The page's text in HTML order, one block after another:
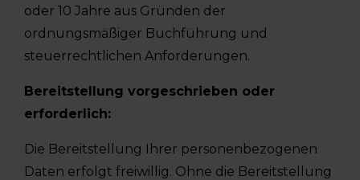
oder 10 Jahre aus Gründen der
ordnungsmäßiger Buchführung und
steuerrechtlichen Anforderungen.
Bereitstellung vorgeschrieben oder
erforderlich:
Die Bereitstellung Ihrer personenbezogenen
Daten erfolgt freiwillig. Ohne die Bereitstellung